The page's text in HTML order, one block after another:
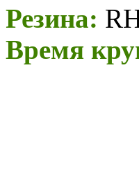
Резина:
Время